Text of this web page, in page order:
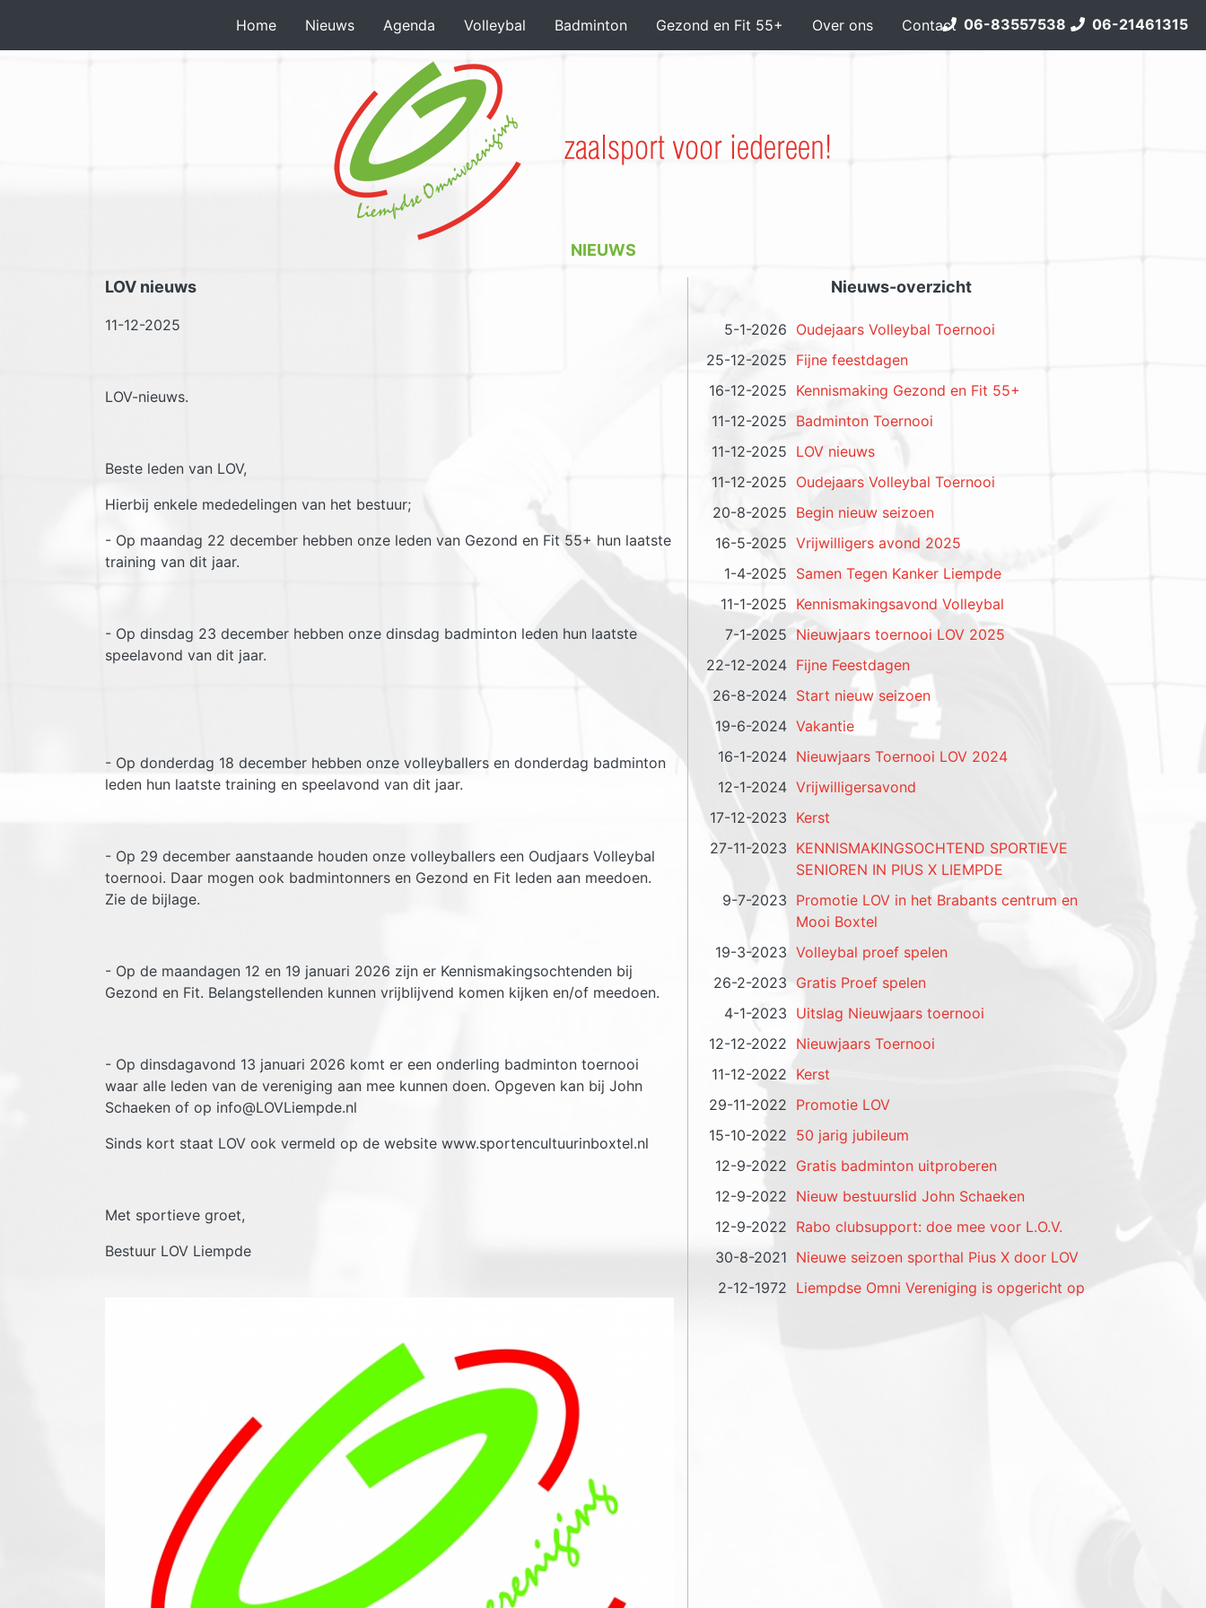
06-83557538 06-21461315
Home Nieuws Agenda Volleybal Badminton Gezond en Fit 55+ Over ons Contact
NIEUWS
LOV nieuws
11-12-2025
LOV-nieuws.
Beste leden van LOV,
Hierbij enkele mededelingen van het bestuur;
- Op maandag 22 december hebben onze leden van Gezond en Fit 55+ hun laatste
training van dit jaar.
- Op dinsdag 23 december hebben onze dinsdag badminton leden hun laatste
speelavond van dit jaar.
- Op donderdag 18 december hebben onze volleyballers en donderdag badminton
leden hun laatste training en speelavond van dit jaar.
- Op 29 december aanstaande houden onze volleyballers een Oudjaars Volleybal
toernooi. Daar mogen ook badmintonners en Gezond en Fit leden aan meedoen.
Zie de bijlage.
- Op de maandagen 12 en 19 januari 2026 zijn er Kennismakingsochtenden bij
Gezond en Fit. Belangstellenden kunnen vrijblijvend komen kijken en/of meedoen.
- Op dinsdagavond 13 januari 2026 komt er een onderling badminton toernooi
waar alle leden van de vereniging aan mee kunnen doen. Opgeven kan bij John
Schaeken of op info@LOVLiempde.nl
Sinds kort staat LOV ook vermeld op de website www.sportencultuurinboxtel.nl
Met sportieve groet,
Bestuur LOV Liempde
Nieuws-overzicht
5-1-2026 Oudejaars Volleybal Toernooi
25-12-2025 Fijne feestdagen
16-12-2025 Kennismaking Gezond en Fit 55+
11-12-2025 Badminton Toernooi
11-12-2025 LOV nieuws
11-12-2025 Oudejaars Volleybal Toernooi
20-8-2025 Begin nieuw seizoen
16-5-2025 Vrijwilligers avond 2025
1-4-2025 Samen Tegen Kanker Liempde
11-1-2025 Kennismakingsavond Volleybal
7-1-2025 Nieuwjaars toernooi LOV 2025
22-12-2024 Fijne Feestdagen
26-8-2024 Start nieuw seizoen
19-6-2024 Vakantie
16-1-2024 Nieuwjaars Toernooi LOV 2024
12-1-2024 Vrijwilligersavond
17-12-2023 Kerst
27-11-2023 KENNISMAKINGSOCHTEND SPORTIEVE
SENIOREN IN PIUS X LIEMPDE
9-7-2023 Promotie LOV in het Brabants centrum en
Mooi Boxtel
19-3-2023 Volleybal proef spelen
26-2-2023 Gratis Proef spelen
4-1-2023 Uitslag Nieuwjaars toernooi
12-12-2022 Nieuwjaars Toernooi
11-12-2022 Kerst
29-11-2022 Promotie LOV
15-10-2022 50 jarig jubileum
12-9-2022 Gratis badminton uitproberen
12-9-2022 Nieuw bestuurslid John Schaeken
12-9-2022 Rabo clubsupport: doe mee voor L.O.V.
30-8-2021 Nieuwe seizoen sporthal Pius X door LOV
2-12-1972 Liempdse Omni Vereniging is opgericht op